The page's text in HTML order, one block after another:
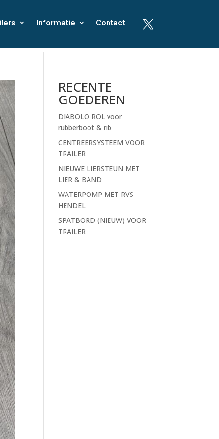
Informatie Contact 
RECENTE
GOEDEREN
DIABOLO ROL voor
rubberboot & rib
CENTREERSYSTEEM VOOR
TRAILER
NIEUWE LIERSTEUN MET
LIER & BAND
WATERPOMP MET RVS
HENDEL
SPATBORD (NIEUW) VOOR
TRAILER